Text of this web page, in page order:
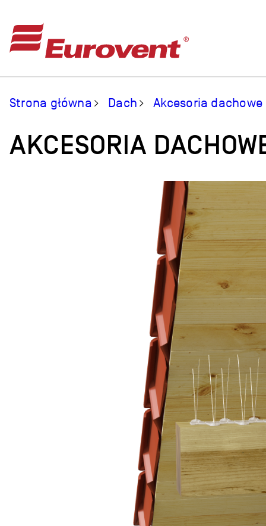
Strona główna Dach Akcesoria dachowe
AKCESORIA